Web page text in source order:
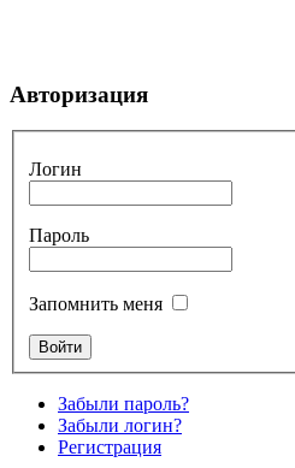
Авторизация
Логин
Пароль
Запомнить меня
Забыли пароль?
Забыли логин?
Регистрация